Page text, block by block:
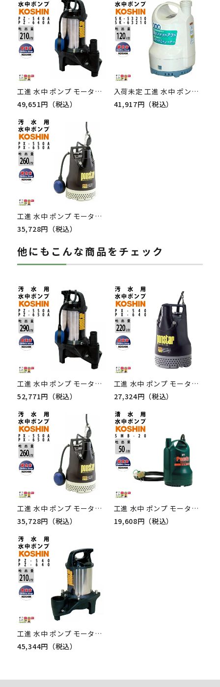
工進 水中 ポンプ モーター PZ-540A PZ-640A AC100V 100V コーシン 50Hz 60Hz 吐出口径40mm 吐出量210L/分 全揚程9m 10m
49,651円（税込）
入荷未定 工進 水中 ポンプ モーター SK-53210 SK-63210 AC100V 100V コーシン 50Hz 60Hz 吐出口径32mm 吐出量120L/分 全揚程6m 7m
41,917円（税込）
工進 水中 ポンプ モーター PX-550A PX-650A AC100V 100V コーシン 50Hz 60Hz 吐出口径50mm 吐出量260L/分 全揚程10m
35,728円（税込）
他にもこんな商品をチェック
工進 水中 ポンプ モーター PZ-550A PZ-650A AC100V 100V コーシン 50Hz 60Hz 吐出口径50mm 吐出量305L/分 290L/分 全揚程9m 10m
52,771円（税込）
工進 水中 ポンプ モーター PX-540 PX-640 AC100V 100V コーシン 50Hz 60Hz 吐出口径40mm 吐出量220L/分 全揚程10m
27,324円（税込）
工進 水中 ポンプ モーター PX-550A PX-650A AC100V 100V コーシン 50Hz 60Hz 吐出口径50mm 吐出量260L/分 全揚程10m
35,728円（税込）
工進 水中 ポンプ モーター SMB-20 AC100V 100V コーシン吐出口径20mm 吐出量50L/分 全揚程5-6m
19,608円（税込）
工進 水中 ポンプ モーター PZ-540 PZ-640 AC100V 100V コーシン 50Hz 60Hz 吐出口径40mm 吐出量210L/分 全揚程9m 10m
45,344円（税込）